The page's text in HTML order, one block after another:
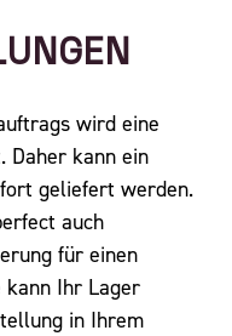
wird eine
Daher kann ein
geliefert werden.
auch
für einen
kann Ihr Lager
in Ihrem